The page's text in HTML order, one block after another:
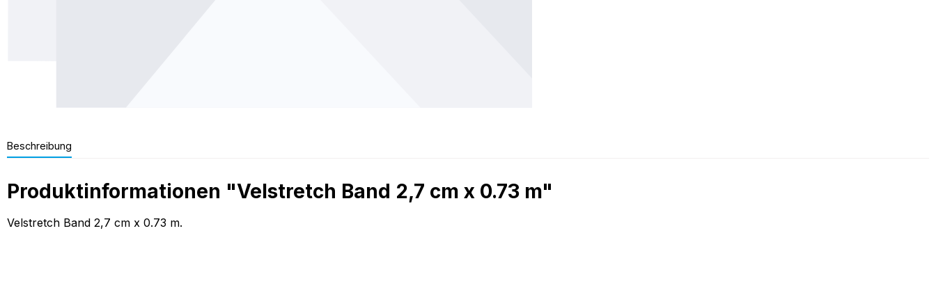
Beschreibung
Produktinformationen "Velstretch Band 2,7 cm x 0.73 m"
Velstretch Band 2,7 cm x 0.73 m.